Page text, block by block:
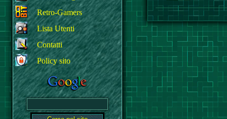
Retro-Gamers
Lista Utenti
Contatti
Policy sito